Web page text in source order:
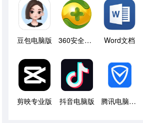
豆包电脑版 360安全卫士 Word文档
剪映专业版 抖音电脑版 腾讯电脑管家